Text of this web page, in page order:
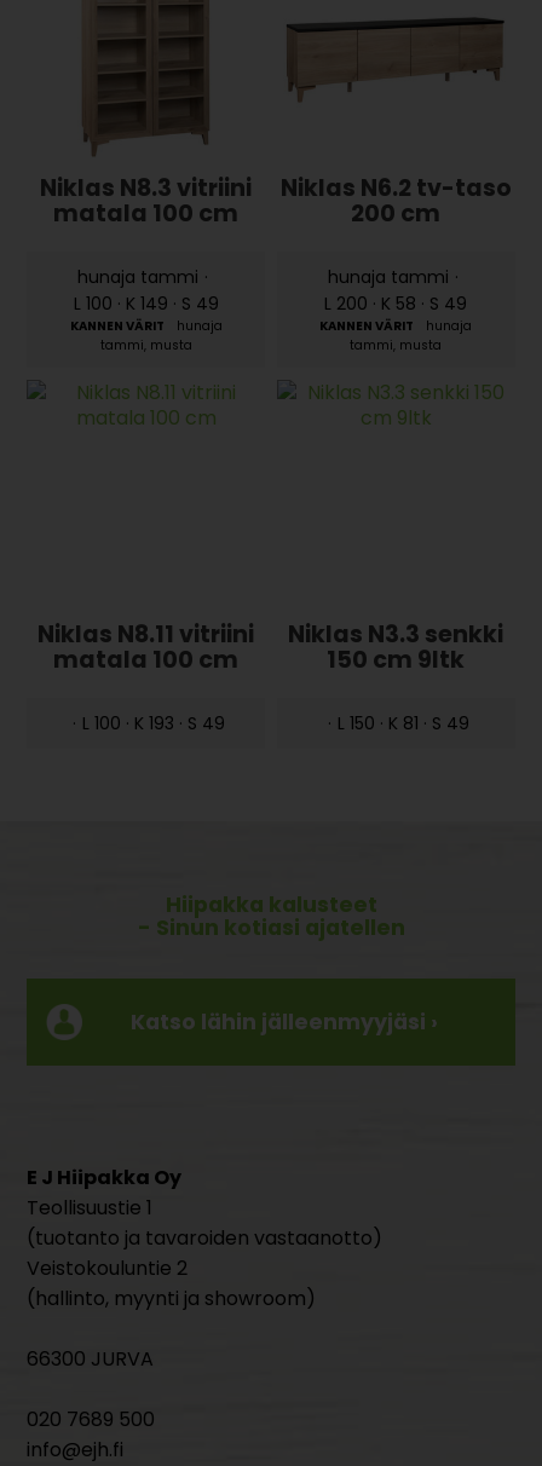
Niklas N8.3 vitriini
matala 100 cm
hunaja tammi ·
L 100 · K 149 · S 49
hunaja
tammi, musta
Niklas N6.2 tv-taso
200 cm
hunaja tammi ·
L 200 · K 58 · S 49
hunaja
tammi, musta
Niklas N8.11 vitriini
matala 100 cm
· L 100 · K 193 · S 49
Niklas N3.3 senkki
150 cm 9ltk
· L 150 · K 81 · S 49
Hiipakka kalusteet
- Sinun kotiasi ajatellen
Katso lähin jälleenmyyjäsi ›
E J Hiipakka Oy
Teollisuustie 1
(tuotanto ja tavaroiden vastaanotto)
Veistokouluntie 2
(hallinto, myynti ja showroom)
66300 JURVA
020 7689 500
info@ejh.fi